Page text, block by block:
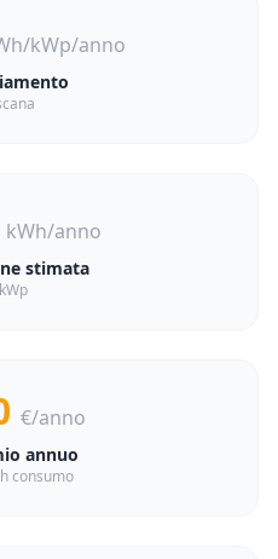
kWp/anno
kWh/anno
stimata
€/anno
annuo
consumo